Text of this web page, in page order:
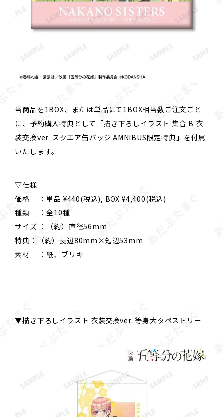
当商品を1BOX、または単品にて1BOX相当数ご注文ごと
に、予約購入特典として「描き下ろしイラスト 集合 B 衣
装交換ver. スクエア缶バッジ AMNIBUS限定特典」を付属
いたします。
▽仕様
価格 ：単品 ¥440(税込), BOX ¥4,400(税込)
種類 ：全10種
サイズ ：（約）直径56mm
特典：（約）長辺80mm×短辺53mm
素材 ：紙、ブリキ
▼描き下ろしイラスト 衣装交換ver. 等身大タペストリー